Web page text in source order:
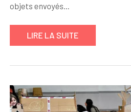
objets envoyés…
LIRE LA SUITE